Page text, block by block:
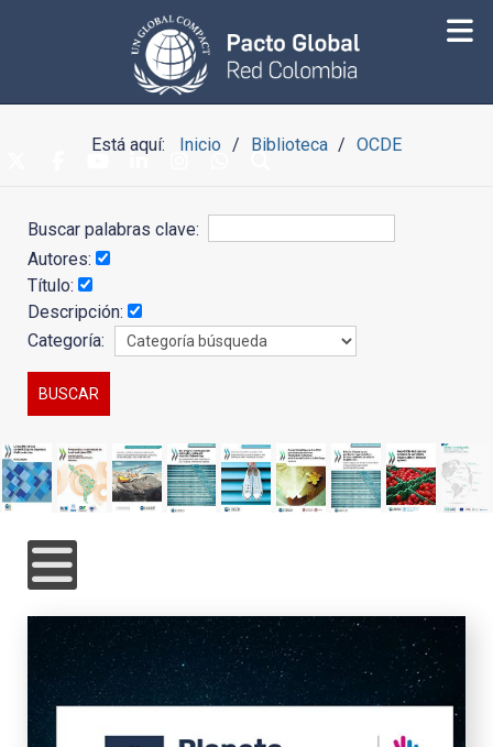
Está aquí: Inicio Biblioteca OCDE
Buscar palabras clave:
Autores:
Título:
Descripción:
Categoría: